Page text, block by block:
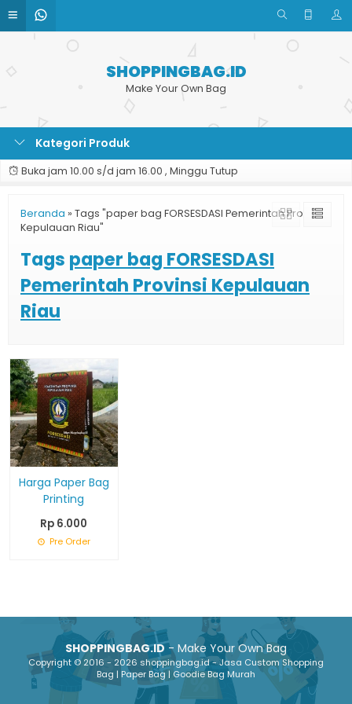
SHOPPINGBAG.ID
Make Your Own Bag
Kategori Produk
Buka jam 10.00 s/d jam 16.00 , Minggu Tutup
Beranda » Tags "paper bag FORSESDASI Pemerintah Provinsi
Kepulauan Riau"
Tags paper bag FORSESDASI
Pemerintah Provinsi Kepulauan
Riau
Harga Paper Bag
Printing
Rp 6.000
Pre Order
SHOPPINGBAG.ID- Make Your Own Bag
Copyright © 2016 - 2026 shoppingbag.id - Jasa Custom Shopping
Bag | Paper Bag | Goodie Bag Murah